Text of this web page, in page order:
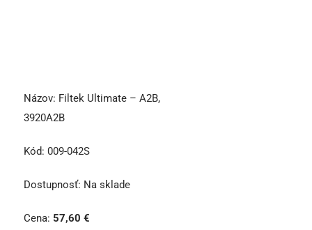
Názov: Filtek Ultimate – A2B,
3920A2B
Kód: 009-042S
Dostupnosť: Na sklade
Cena: 57,60 €